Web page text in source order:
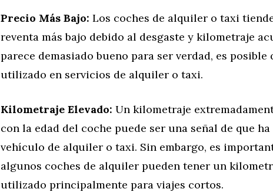
Precio Más Bajo: Los coches de alquiler o taxi
reventa más bajo debido al desgaste y kilometraje
parece demasiado bueno para ser verdad, es posible
utilizado en servicios de alquiler o taxi.
Kilometraje Elevado: Un kilometraje
con la edad del coche puede ser una señal de que
vehículo de alquiler o taxi. Sin embargo, es
algunos coches de alquiler pueden tener un
utilizado principalmente para viajes cortos.